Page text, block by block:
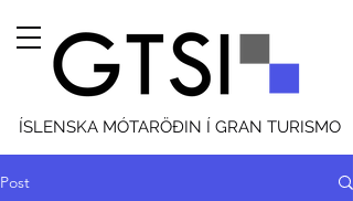
ÍSLENSKA MÓTARÖÐIN Í GRAN TURISMO
Post